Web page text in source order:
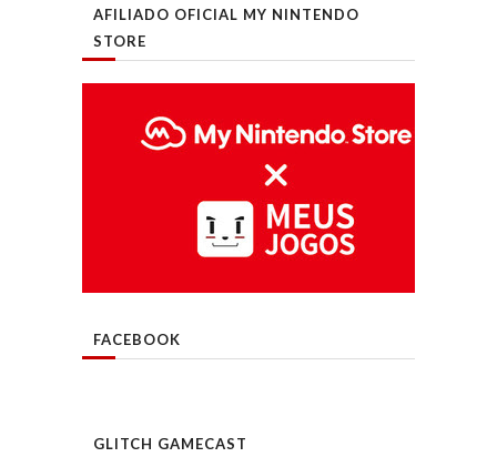
AFILIADO OFICIAL MY NINTENDO
STORE
FACEBOOK
GLITCH GAMECAST